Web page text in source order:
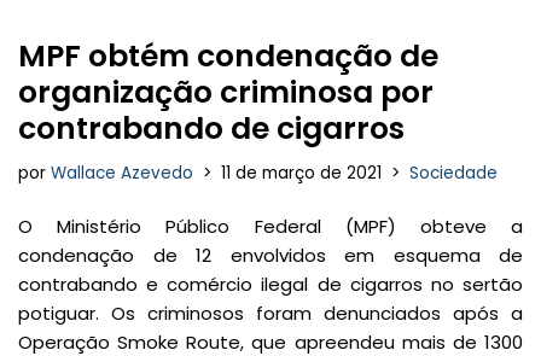
MPF obtém condenação de
organização criminosa por
contrabando de cigarros
por Wallace Azevedo 11 de março de 2021 Sociedade
O Ministério Público Federal (MPF) obteve a
condenação de 12 envolvidos em esquema de
contrabando e comércio ilegal de cigarros no sertão
potiguar. Os criminosos foram denunciados após a
Operação Smoke Route, que apreendeu mais de 1300